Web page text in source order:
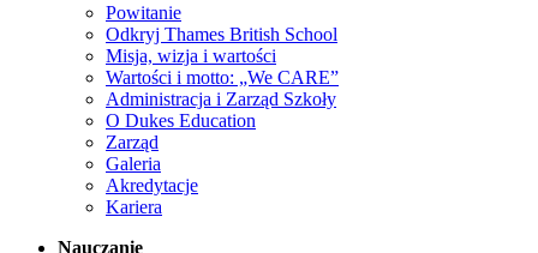
Powitanie
Odkryj Thames British School
Misja, wizja i wartości
Wartości i motto: „We CARE”
Administracja i Zarząd Szkoły
O Dukes Education
Zarząd
Galeria
Akredytacje
Kariera
Nauczanie